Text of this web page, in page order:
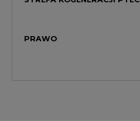
PRAWO